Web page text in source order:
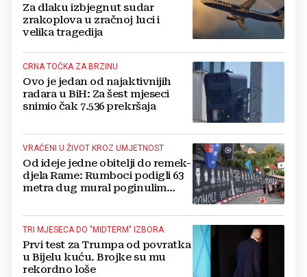
Za dlaku izbjegnut sudar
zrakoplova u zračnoj luci i
velika tragedija
CRNA TOČKA ZA BRZINU
Ovo je jedan od najaktivnijih
radara u BiH: Za šest mjeseci
snimio čak 7.536 prekršaja
VRAĆENI U ŽIVOT KROZ UMJETNOST
Od ideje jedne obitelji do remek-
djela Rame: Rumboci podigli 63
metra dug mural poginulim
TRI MJESECA DO "MIDTERM" IZBORA
Prvi test za Trumpa od povratka
u Bijelu kuću. Brojke su mu
rekordno loše